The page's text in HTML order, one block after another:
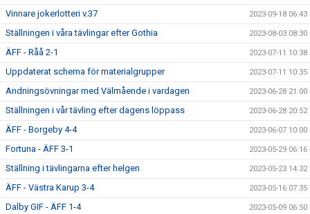
Vinnare jokerlotteri v.37 2023-09-18 06:43
Ställningen i våra tävlingar efter Gothia 2023-08-03 08:30
ÄFF - Råå 2-1 2023-07-11 10:38
Uppdaterat schema för materialgrupper 2023-07-11 10:35
Andningsövningar med Välmående i vardagen 2023-06-28 21:00
Ställningen i vår tävling efter dagens löppass 2023-06-28 20:52
ÄFF - Borgeby 4-4 2023-06-07 10:00
Fortuna - ÄFF 3-1 2023-05-29 06:16
Ställning i tävlingarna efter helgen 2023-05-23 14:32
ÄFF - Västra Karup 3-4 2023-05-16 07:35
Dalby GIF - ÄFF 1-4 2023-05-09 06:50